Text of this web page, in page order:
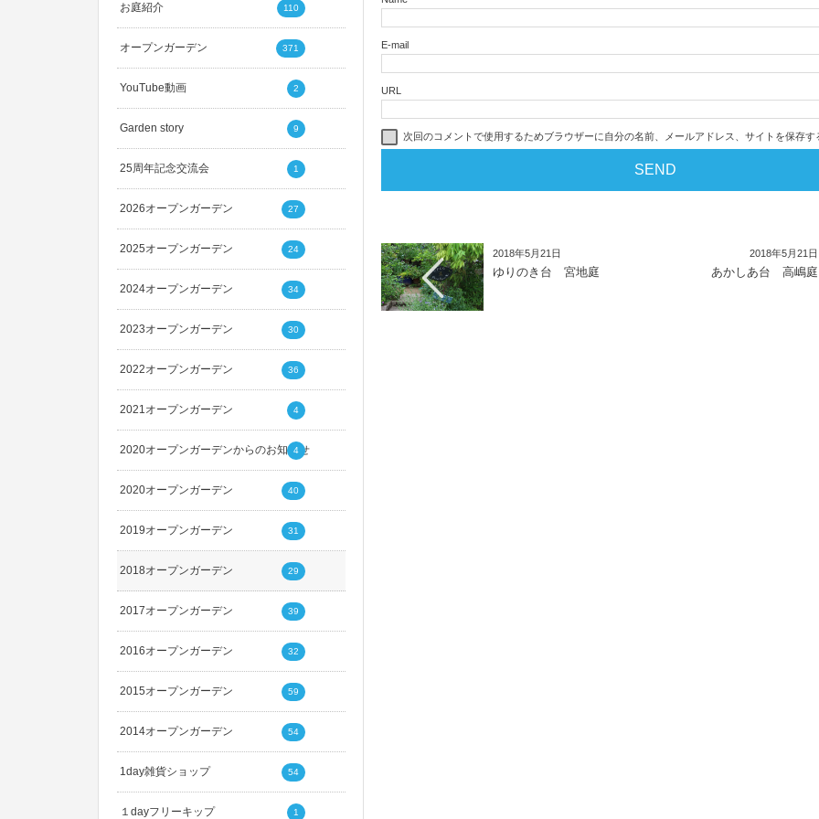
E-mail
URL
次回のコメントで使用するためブラウザーに自分の名前、メールアドレス、サイトを保存す
2018年5月21日
ゆりのき台 宮地庭
2018年5月21日
あかしあ台 高嶋庭
お庭紹介 110
オープンガーデン 371
YouTube動画 2
Garden story 9
25周年記念交流会 1
2026オープンガーデン 27
2025オープンガーデン 24
2024オープンガーデン 34
2023オープンガーデン 30
2022オープンガーデン 36
2021オープンガーデン 4
2020オープンガーデンからのお知らせ
4
2020オープンガーデン 40
2019オープンガーデン 31
2018オープンガーデン 29
2017オープンガーデン 39
2016オープンガーデン 32
2015オープンガーデン 59
2014オープンガーデン 54
1day雑貨ショップ 54
１dayフリーキップ 1